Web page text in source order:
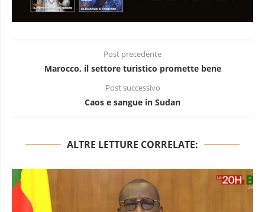
Post precedente
Marocco, il settore turistico promette bene
Post successivo
Caos e sangue in Sudan
ALTRE LETTURE CORRELATE: